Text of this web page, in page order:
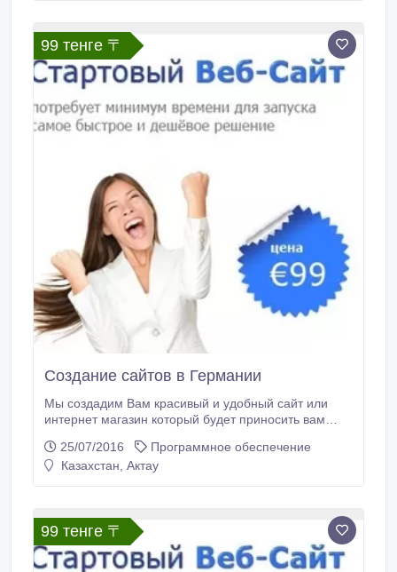
сертификат СОА).
99 тенге 〒
Создание сайтов в Германии
Мы создадим Вам красивый и удобный сайт или
интернет магазин который будет приносить вам
Профессиональное продвижение, сопровождение
сайтов, техническая поддержка.
25/07/2016
Программное обеспечение
Казахстан, Актау
99 тенге 〒